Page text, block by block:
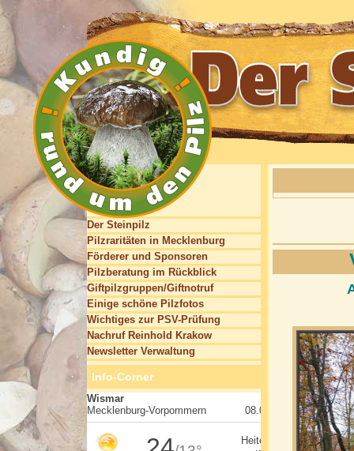
Der Steinpilz
Pilzraritäten in Mecklenburg
Förderer und Sponsoren
Pilzberatung im Rückblick
Giftpilzgruppen/Giftnotruf
Einige schöne Pilzfotos
Wichtiges zur PSV-Prüfung
Nachruf Reinhold Krakow
Newsletter Verwaltung
Info-Corner